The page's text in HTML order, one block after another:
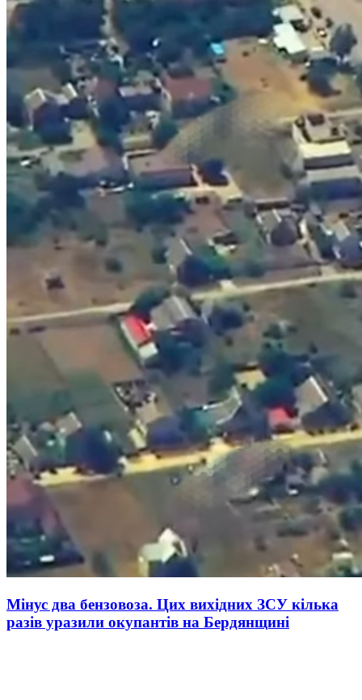
Мінус два бензовоза. Цих вихідних ЗСУ кілька
разів уразили окупантів на Бердянщині